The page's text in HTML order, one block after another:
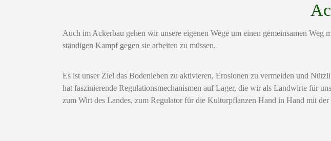
Auch im Ackerbau gehen wir unsere eigenen Wege um einen gemeinsamen
ständigen Kampf gegen sie arbeiten zu müssen.
Es ist unser Ziel das Bodenleben zu aktivieren, Erosionen zu vermeiden und
hat faszinierende Regulationsmechanismen auf Lager, die wir als Landwirte für
zum Wirt des Landes, zum Regulator für die Kulturpflanzen Hand in Hand mit der